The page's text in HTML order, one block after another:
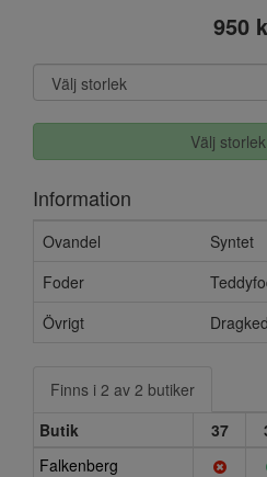
950
Välj
Information
Ovandel
Syntet
Foder
Övrigt
Finns i 2 av 2 butiker
Butik
37
Falkenberg